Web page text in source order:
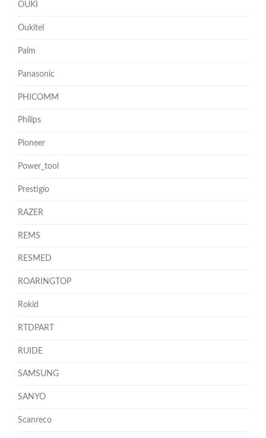
OUKI
Oukitel
Palm
Panasonic
PHICOMM
Philips
Pioneer
Power_tool
Prestigio
RAZER
REMS
RESMED
ROARINGTOP
Rokid
RTDPART
RUIDE
SAMSUNG
SANYO
Scanreco